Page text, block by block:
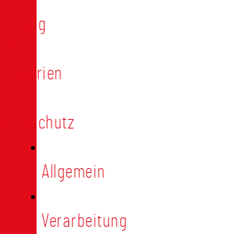
Satzung
Regularien
Datenschutz
Allgemein
Verarbeitung